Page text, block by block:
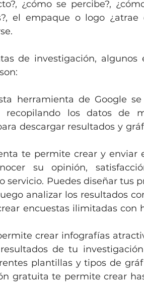
¿cómo se percibe?,
el empaque o logo ¿atrae
de investigación, algunos
herramienta de Google
los datos de
descargar resultados y
te permite crear y enviar
su opinión,
servicio. Puedes diseñar tus
analizar los resultados
encuestas ilimitadas con
crear infografías
de tu
plantillas y tipos de
gratuita te permite crear